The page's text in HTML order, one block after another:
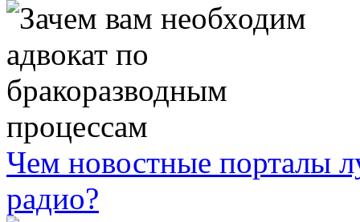
Чем новостные
радио?